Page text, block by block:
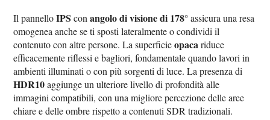
Il pannelloIPS conangolo di visione di 178°assicura una resa
omogenea anche se ti sposti lateralmente o condividi il
contenuto con altre persone. La superficieopacariduce
efficacemente riflessi e bagliori, fondamentale quando lavori in
ambienti illuminati o con più sorgenti di luce. La presenza di
HDR10aggiunge un ulteriore livello di profondità alle
immagini compatibili, con una migliore percezione delle aree
chiare e delle ombre rispetto a contenuti SDR tradizionali.